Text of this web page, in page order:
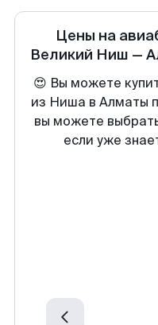
Цены на
Великий Ниш —
😍 Вы можете
из Ниша в Алматы
вы можете
если уже